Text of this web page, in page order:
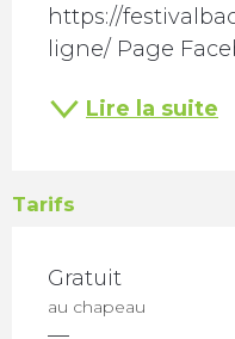
https://
ligne/ Page
Lire la suite
Tarifs
Gratuit
au chapeau